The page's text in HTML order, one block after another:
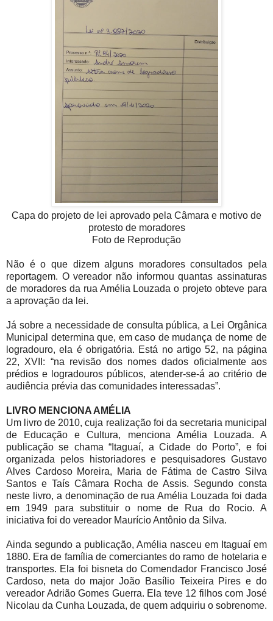
Capa do projeto de lei aprovado pela Câmara e motivo de
protesto de moradores
Foto de Reprodução
Não é o que dizem alguns moradores consultados pela
reportagem. O vereador não informou quantas assinaturas
de moradores da rua Amélia Louzada o projeto obteve para
a aprovação da lei.
Já sobre a necessidade de consulta pública, a Lei Orgânica
Municipal determina que, em caso de mudança de nome de
logradouro, ela é obrigatória. Está no artigo 52, na página
22, XVII: “na revisão dos nomes dados oficialmente aos
prédios e logradouros públicos, atender-se-á ao critério de
audiência prévia das comunidades interessadas”.
LIVRO MENCIONA AMÉLIA
Um livro de 2010, cuja realização foi da secretaria municipal
de Educação e Cultura, menciona Amélia Louzada. A
publicação se chama “Itaguaí, a Cidade do Porto”, e foi
organizada pelos historiadores e pesquisadores Gustavo
Alves Cardoso Moreira, Maria de Fátima de Castro Silva
Santos e Taís Câmara Rocha de Assis. Segundo consta
neste livro, a denominação de rua Amélia Louzada foi dada
em 1949 para substituir o nome de Rua do Rocio. A
iniciativa foi do vereador Maurício Antônio da Silva.
Ainda segundo a publicação, Amélia nasceu em Itaguaí em
1880. Era de família de comerciantes do ramo de hotelaria e
transportes. Ela foi bisneta do Comendador Francisco José
Cardoso, neta do major João Basílio Teixeira Pires e do
vereador Adrião Gomes Guerra. Ela teve 12 filhos com José
Nicolau da Cunha Louzada, de quem adquiriu o sobrenome.